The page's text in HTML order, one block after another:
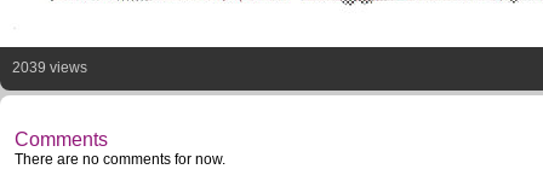
2039 views
Comments
There are no comments for now.